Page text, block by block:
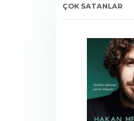
ÇOK SATANLAR